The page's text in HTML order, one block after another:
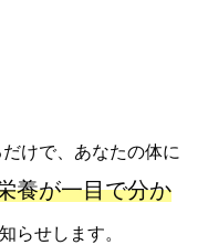
けで、あなたの体に
養が一目で分か
らせします。